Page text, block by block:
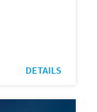
DETAILS